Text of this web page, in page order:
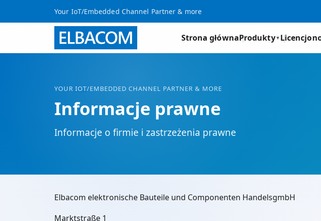
Your IoT/Embedded Channel Partner & more
Strona głównaProdukty▼
YOUR IOT/EMBEDDED CHANNEL PARTNER & MORE
Informacje prawne
Informacje o firmie i zastrzeżenia prawne
Elbacom elektronische Bauteile und Componenten HandelsgmbH
Marktstraße 1